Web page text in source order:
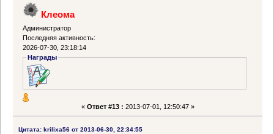
Клеома
Администратор
Последняя активность:
2026-07-30, 23:18:14
Награды
« Ответ #13 : 2013-07-01, 12:50:47 »
Цитата: krilixa56 от 2013-06-30, 22:34:55